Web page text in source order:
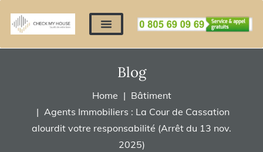
Blog
Home
Bâtiment
Agents Immobiliers : La Cour de Cassation
alourdit votre responsabilité (Arrêt du 13 nov.
2025)